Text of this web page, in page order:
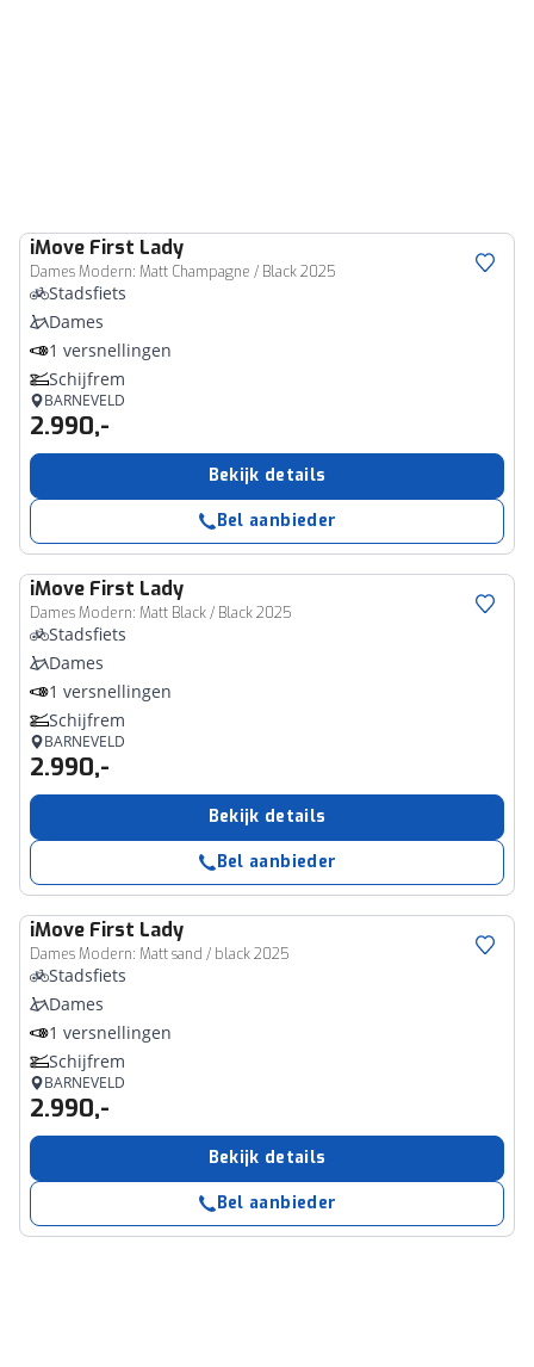
iMove First Lady
Dames Modern: Matt Champagne / Black 2025
Stadsfiets
Dames
1 versnellingen
Schijfrem
BARNEVELD
2.990,-
Bekijk details
Bel aanbieder
iMove First Lady
Dames Modern: Matt Black / Black 2025
Stadsfiets
Dames
1 versnellingen
Schijfrem
BARNEVELD
2.990,-
Bekijk details
Bel aanbieder
iMove First Lady
Dames Modern: Matt sand / black 2025
Stadsfiets
Dames
1 versnellingen
Schijfrem
BARNEVELD
2.990,-
Bekijk details
Bel aanbieder